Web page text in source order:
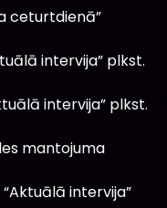
ceturtdienā”
intervija” plkst.
intervija” plkst.
mantojuma
intervija”